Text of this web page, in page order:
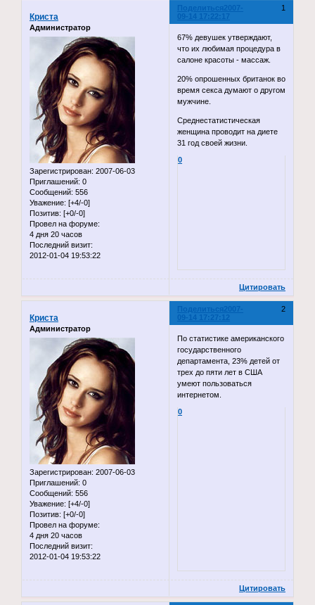
Поделиться 1
2007-
09-14 17:22:17
Криста
Администратор
Зарегистрирован: 2007-06-03
Приглашений: 0
Сообщений: 556
Уважение: [+4/-0]
Позитив: [+0/-0]
Провел на форуме:
4 дня 20 часов
Последний визит:
2012-01-04 19:53:22
67% девушек утверждают,
что их любимая процедура в
салоне красоты - массаж.
20% опрошенных британок во
время секса думают о другом
мужчине.
Среднестатистическая
женщина проводит на диете
31 год своей жизни.
0
Цитировать
Поделиться 2
2007-
09-14 17:27:12
Криста
Администратор
Зарегистрирован: 2007-06-03
Приглашений: 0
Сообщений: 556
Уважение: [+4/-0]
Позитив: [+0/-0]
Провел на форуме:
4 дня 20 часов
Последний визит:
2012-01-04 19:53:22
По статистике американского
государственного
департамента, 23% детей от
трех до пяти лет в США
умеют пользоваться
интернетом.
0
Цитировать